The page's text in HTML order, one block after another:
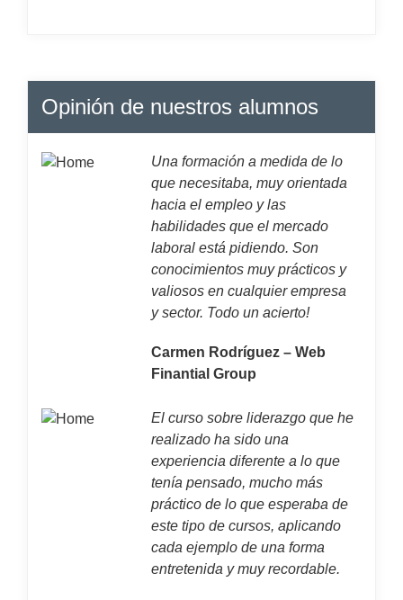
Opinión de nuestros alumnos
Una formación a medida de lo
que necesitaba, muy orientada
hacia el empleo y las
habilidades que el mercado
laboral está pidiendo. Son
conocimientos muy prácticos y
valiosos en cualquier empresa
y sector. Todo un acierto!
Carmen Rodríguez – Web
Finantial Group
El curso sobre liderazgo que he
realizado ha sido una
experiencia diferente a lo que
tenía pensado, mucho más
práctico de lo que esperaba de
este tipo de cursos, aplicando
cada ejemplo de una forma
entretenida y muy recordable.